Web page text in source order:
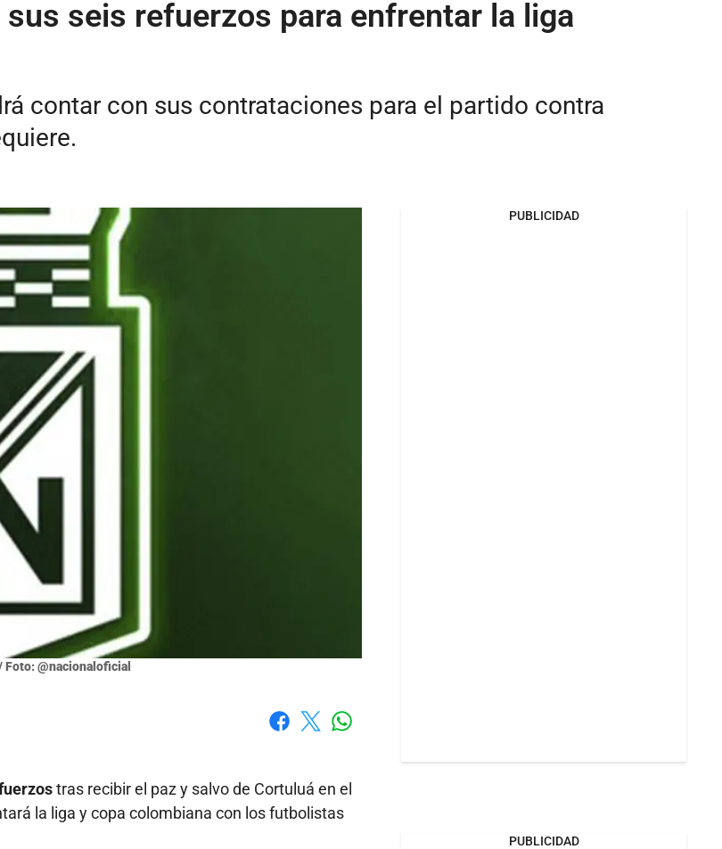
seis refuerzos para enfrentar la liga
contar con sus contrataciones para el partido contra
Foto: @nacionaloficial
tras recibir el paz y salvo de Cortuluá en el
la liga y copa colombiana con los futbolistas
PUBLICIDAD
PUBLICIDAD